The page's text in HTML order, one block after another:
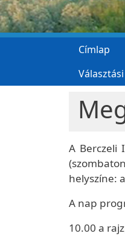
Címlap
A Berczeli
helyszíne:
A nap
10.00 a